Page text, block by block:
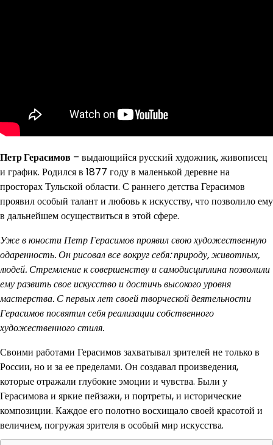
Петр Герасимов – выдающийся русский художник, живописец
и график. Родился в 1877 году в маленькой деревне на
просторах Тульской области. С раннего детства Герасимов
проявил особый талант и любовь к искусству, что позволило ему
в дальнейшем осуществиться в этой сфере.
Уже в юности Петр Герасимов проявил свою художественную
одаренность. Он рисовал все вокруг себя: природу, животных,
людей. Стремление к совершенству и самодисциплина позволили
ему развить свое искусство и достичь высокого уровня
мастерства. С первых лет своей творческой деятельности
Герасимов посвятил себя реализации собственного
художественного стиля.
Своими работами Герасимов захватывал зрителей не только в
России, но и за ее пределами. Он создавал произведения,
которые отражали глубокие эмоции и чувства. Были у
Герасимова и яркие пейзажи, и портреты, и исторические
композиции. Каждое его полотно восхищало своей красотой и
величием, погружая зрителя в особый мир искусства.